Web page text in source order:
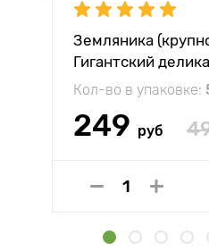
Земляника
Гигантский
Кол-во в упаковке:
249 руб